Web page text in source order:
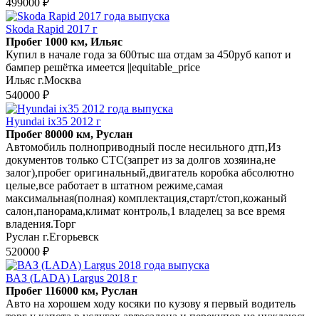
Skoda Rapid 2017 г
Пробег 1000 км, Ильяс
Купил в начале года за 600тыс ша отдам за 450руб капот и
бампер решётка имеется ||equitable_price
Ильяс г.Москва
540000 ₽
Hyundai ix35 2012 г
Пробег 80000 км, Руслан
Автомобиль полноприводный после несильного дтп,Из
документов только СТС(запрет из за долгов хозяина,не
залог),пробег оригинальный,двигатель коробка абсолютно
целые,все работает в штатном режиме,самая
максимальная(полная) комплектация,старт/стоп,кожаный
салон,панорама,климат контроль,1 владелец за все время
владения.Торг
Руслан г.Егорьевск
520000 ₽
ВАЗ (LADA) Largus 2018 г
Пробег 116000 км, Руслан
Авто на хорошем ходу косяки по кузову я первый водитель